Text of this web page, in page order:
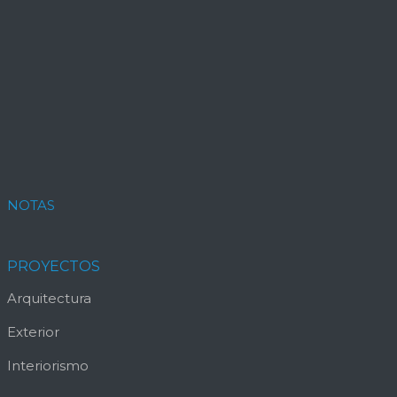
NOTAS
PROYECTOS
Arquitectura
Exterior
Interiorismo